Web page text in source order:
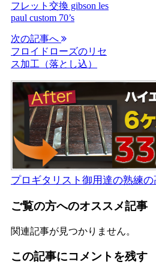
フレット交換 gibson les
paul custom 70’s
次の記事へ
フロイドローズのリセ
ス加工（落とし込）
プロギタリスト御用達の熟練
ご覧の方へのオススメ記事
関連記事が見つかりません。
この記事にコメントを残す